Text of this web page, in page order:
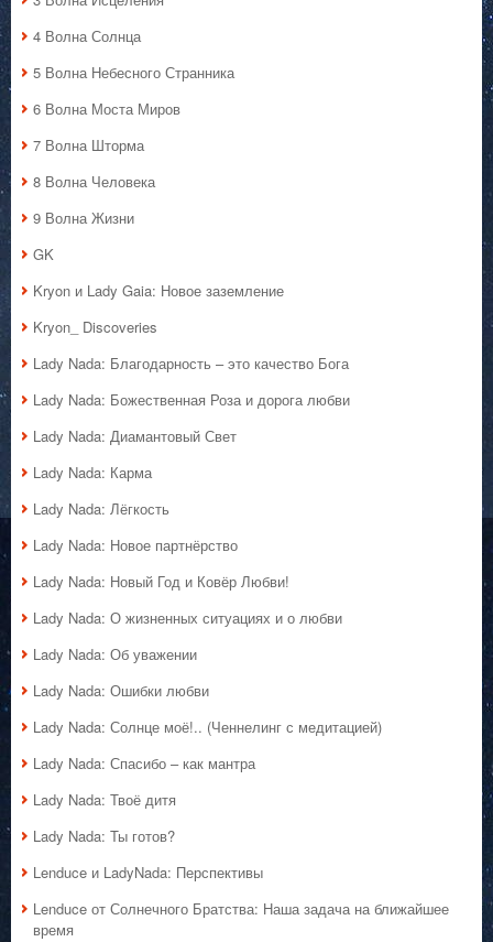
4 Волна Солнца
5 Волна Небесного Странника
6 Волна Моста Миров
7 Волна Шторма
8 Волна Человека
9 Волна Жизни
GK
Kryon и Lady Gaia: Новое заземление
Kryon_ Discoveries
Lady Nada: Благодарность – это качество Бога
Lady Nada: Божественная Роза и дорога любви
Lady Nada: Диамантовый Свет
Lady Nada: Карма
Lady Nada: Лёгкость
Lady Nada: Новое партнёрство
Lady Nada: Новый Год и Ковёр Любви!
Lady Nada: О жизненных ситуациях и о любви
Lady Nada: Об уважении
Lady Nada: Ошибки любви
Lady Nada: Солнце моё!.. (Ченнелинг с медитацией)
Lady Nada: Спасибо – как мантра
Lady Nada: Твоё дитя
Lady Nada: Ты готов?
Lenduce и LadyNada: Перспективы
Lenduce от Солнечного Братства: Наша задача на ближайшее
время